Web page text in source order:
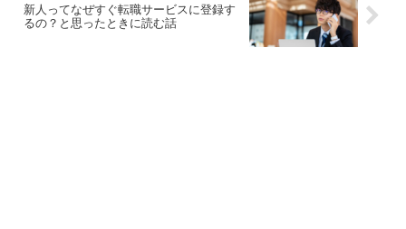
新人ってなぜすぐ転職サービスに登録す
るの？と思ったときに読む話